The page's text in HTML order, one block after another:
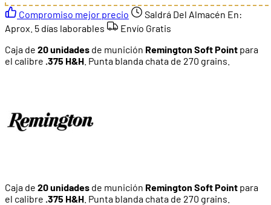
Compromiso mejor precio
Saldrá Del Almacén En:
Aprox. 5 días laborables
Envío Gratis
Caja de 20 unidades de munición Remington Soft Point para
el calibre .375 H&H . Punta blanda chata de 270 grains.
Caja de 20 unidades de munición Remington Soft Point para
el calibre .375 H&H . Punta blanda chata de 270 grains.